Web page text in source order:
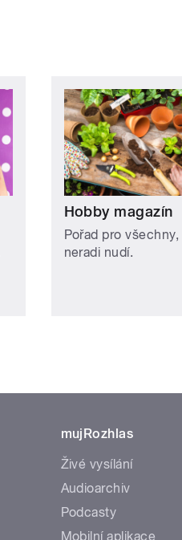
Hobby magazín
Pořad pro
neradi nudí.
mujRozhlas
Živé vysílání
Audioarchiv
Podcasty
Mobilní aplikace